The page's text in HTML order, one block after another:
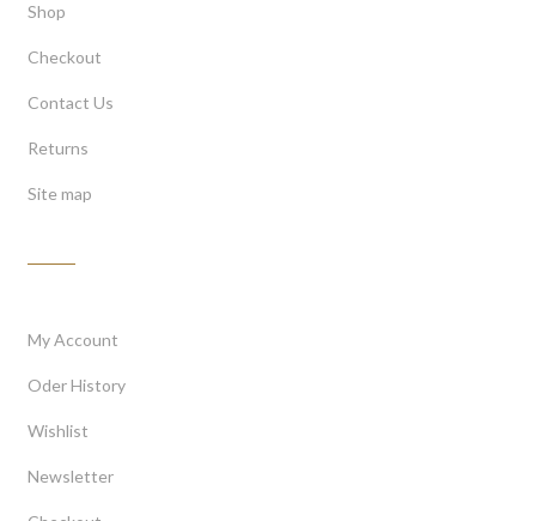
Shop
Checkout
Contact Us
Returns
Site map
My Account
Oder History
Wishlist
Newsletter